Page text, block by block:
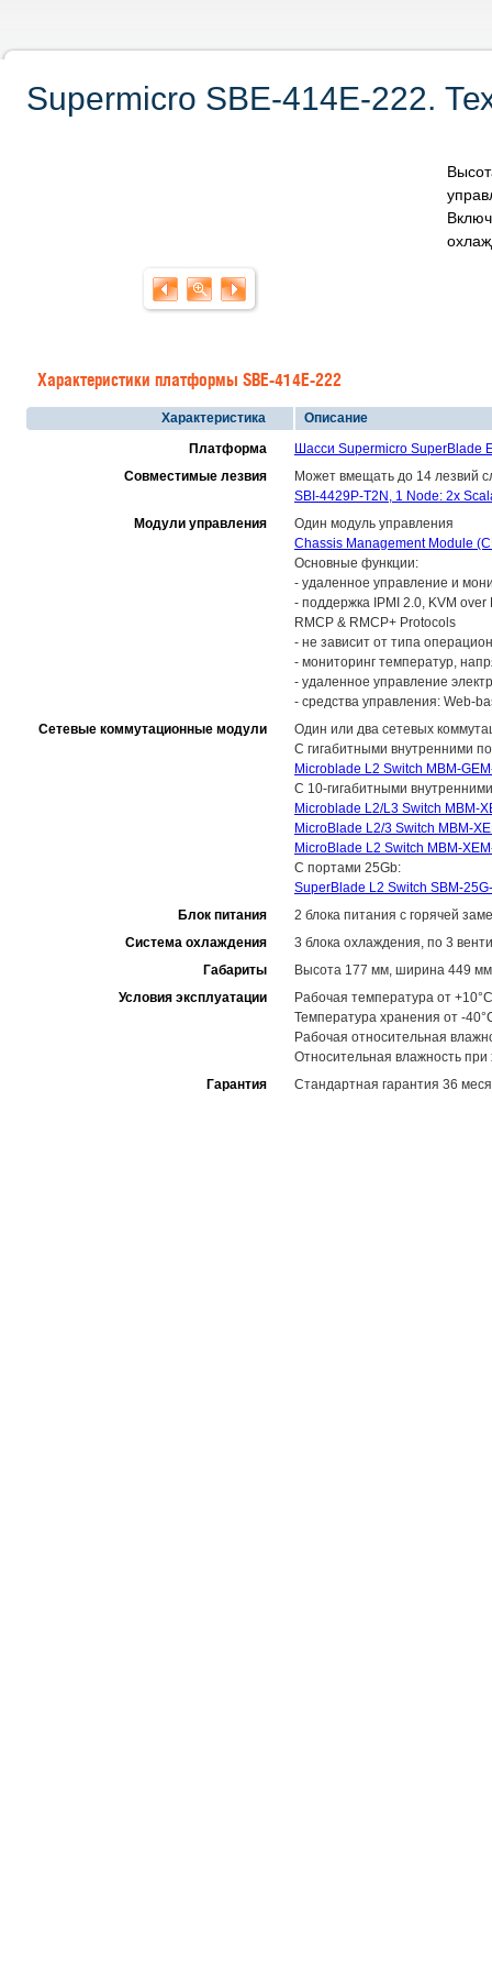
Supermicro SBE-414E-222.
Характеристики платформы SBE-414E-222
Характеристика
Описание
Платформа
Шасси Supermicro SuperBlade
Совместимые лезвия
Может вмещать до 14 лезвий
SBI-4429P-T2N, 1 Node: 2x
Модули управления
Один модуль управления
Chassis Management Module
Основные функции:
- удаленное управление и
- поддержка IPMI 2.0, KVM
RMCP & RMCP+ Protocols
- не зависит от типа
- мониторинг температур,
- удаленное управление
- средства управления: Web-
Сетевые коммутационные модули
Один или два сетевых
С гигабитными внутренними
Microblade L2 Switch MBM-
С 10-гигабитными
Microblade L2/L3 Switch MBM-
MicroBlade L2/3 Switch MBM-
MicroBlade L2 Switch MBM-
С портами 25Gb:
SuperBlade L2 Switch SBM-
Блок питания
2 блока питания с горячей
Система охлаждения
3 блока охлаждения, по 3
Габариты
Высота 177 мм, ширина 449
Условия эксплуатации
Рабочая температура от
Температура хранения от -
Рабочая относительная
Относительная влажность
Гарантия
Стандартная гарантия 36